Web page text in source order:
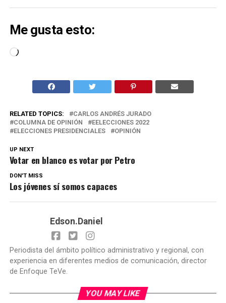
Me gusta esto:
Cargando...
RELATED TOPICS:
CARLOS ANDRÉS JURADO
COLUMNA DE OPINIÓN
EELECCIONES 2022
ELECCIONES PRESIDENCIALES
OPINIÓN
UP NEXT
Votar en blanco es votar por Petro
DON'T MISS
Los jóvenes sí somos capaces
Edson.Daniel
Periodista del ámbito político administrativo y regional, con
experiencia en diferentes medios de comunicación, director
de Enfoque TeVe.
YOU MAY LIKE